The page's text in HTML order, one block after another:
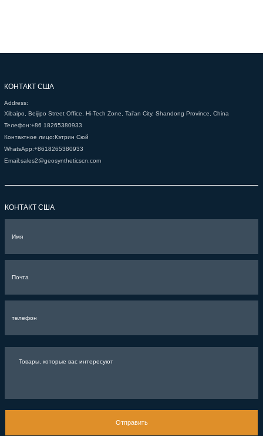
КОНТАКТ США
Address:
Xibaipo, Beijipo Street Office, Hi-Tech Zone, Tai'an City, Shandong Province, China
Телефон:+86 18265380933
Контактное лицо:Кэтрин Сюй
WhatsApp:+8618265380933
Email:sales2@geosyntheticscn.com
КОНТАКТ США
Отправить